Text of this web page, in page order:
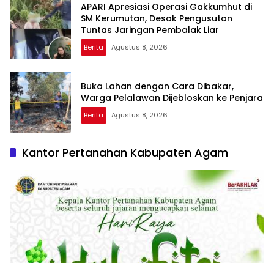
APARI Apresiasi Operasi Gakkumhut di
SM Kerumutan, Desak Pengusutan
Tuntas Jaringan Pembalak Liar
Berita Agustus 8, 2026
Buka Lahan dengan Cara Dibakar,
Warga Pelalawan Dijebloskan ke Penjara
Berita Agustus 8, 2026
Kantor Pertanahan Kabupaten Agam